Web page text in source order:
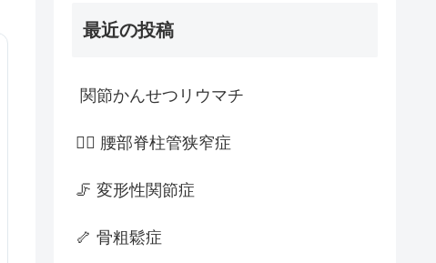
最近の投稿
関節かんせつリウマチ
🚶‍♂️ 腰部脊柱管狭窄症
🦵 変形性関節症
🦴 骨粗鬆症